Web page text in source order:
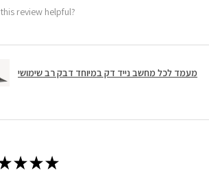
review helpful?
מעמד לכל מחשב נייד דק במיוחד דבק רב שימושי
★★★